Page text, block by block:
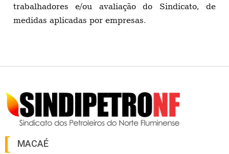
trabalhadores e/ou avaliação do Sindicato, de
medidas aplicadas por empresas.
MACAÉ